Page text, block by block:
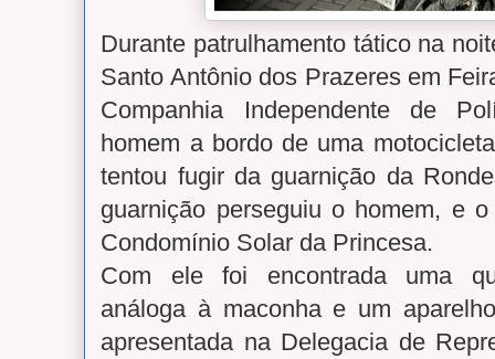
Durante patrulhamento tático na
Santo Antônio dos Prazeres em
Companhia Independente de
homem a bordo de uma
tentou fugir da guarnição da
guarnição perseguiu o homem, e
Condomínio Solar da Princesa.
Com ele foi encontrada uma
análoga à maconha e um
apresentada na Delegacia de